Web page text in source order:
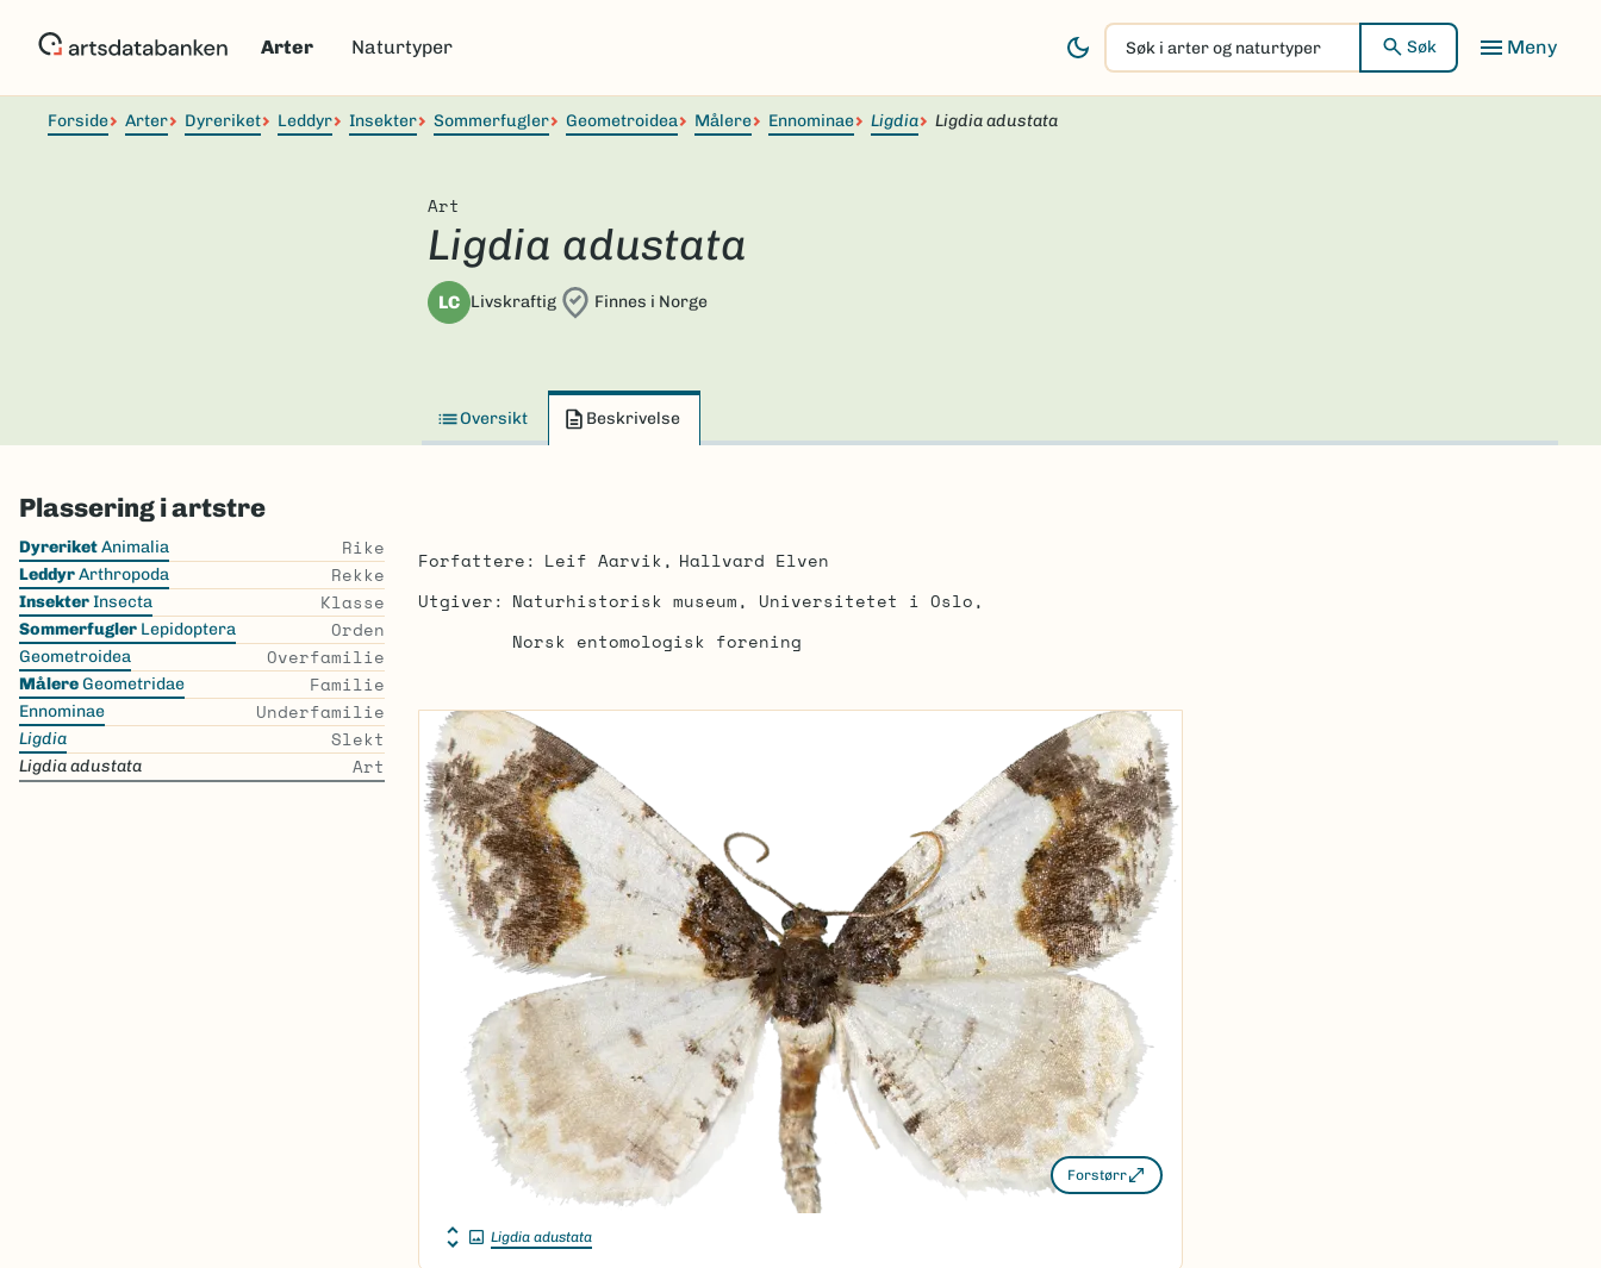
Arter Naturtyper
Søk
i
arter
Søk
Forside Arter Dyreriket Leddyr Insekter Sommerfugler Geometroidea Målere Ennominae Ligdia Ligdia adustata
Art
Ligdia adustata
LC Livskraftig Finnes i Norge
Oversikt Beskrivelse
Plassering i artstre
Skip
the
list
DyreriketAnimalia Rike
LeddyrArthropoda Rekke
InsekterInsecta Klasse
Sommerfugler Lepidoptera Orden
Geometroidea Overfamilie
MålereGeometridae Familie
Ennominae Underfamilie
Ligdia Slekt
Ligdia adustata Art
Forfattere Leif Aarvik
Hallvard Elven
Utgiver
Naturhistorisk museum, Universitetet i Oslo
Norsk entomologisk forening
Forstørr
Ligdia adustata